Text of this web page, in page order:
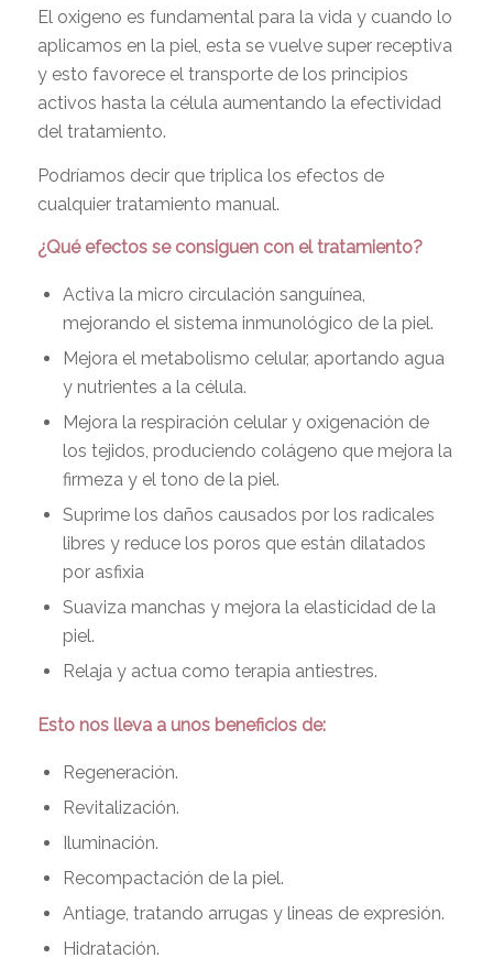
El oxigeno es fundamental para la vida y cuando lo
aplicamos en la piel, esta se vuelve super receptiva
y esto favorece el transporte de los principios
activos hasta la célula aumentando la efectividad
del tratamiento.
Podríamos decir que triplica los efectos de
cualquier tratamiento manual.
¿Qué efectos se consiguen con el tratamiento?
Activa la micro circulación sanguínea,
mejorando el sistema inmunológico de la piel.
Mejora el metabolismo celular, aportando agua
y nutrientes a la célula.
Mejora la respiración celular y oxigenación de
los tejidos, produciendo colágeno que mejora la
firmeza y el tono de la piel.
Suprime los daños causados por los radicales
libres y reduce los poros que están dilatados
por asfixia
Suaviza manchas y mejora la elasticidad de la
piel.
Relaja y actua como terapia antiestres.
Esto nos lleva a unos beneficios de:
Regeneración.
Revitalización.
Iluminación.
Recompactación de la piel.
Antiage, tratando arrugas y lineas de expresión.
Hidratación.